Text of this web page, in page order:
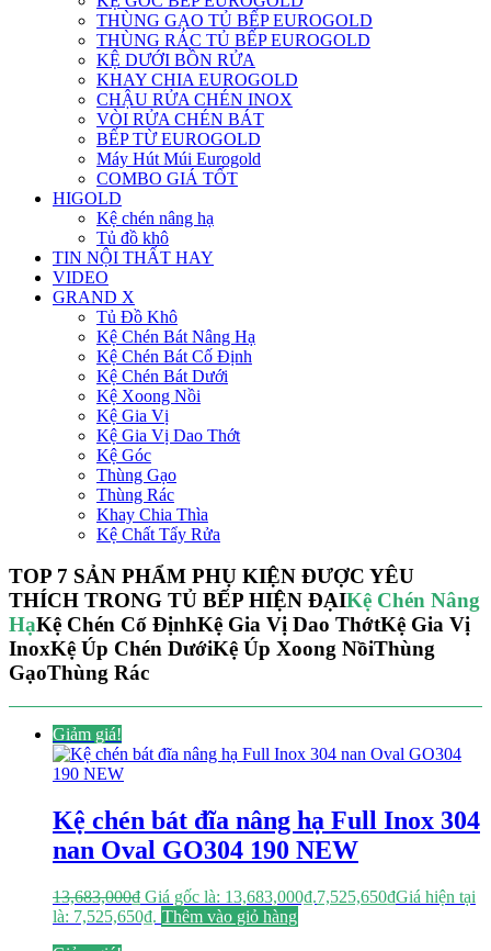
THÙNG GẠO TỦ BẾP EUROGOLD
THÙNG RÁC TỦ BẾP EUROGOLD
KỆ DƯỚI BỒN RỬA
KHAY CHIA EUROGOLD
CHẬU RỬA CHÉN INOX
VÒI RỬA CHÉN BÁT
BẾP TỪ EUROGOLD
Máy Hút Múi Eurogold
COMBO GIÁ TỐT
HIGOLD
Kệ chén nâng hạ
Tủ đồ khô
TIN NỘI THẤT HAY
VIDEO
GRAND X
Tủ Đồ Khô
Kệ Chén Bát Nâng Hạ
Kệ Chén Bát Cố Định
Kệ Chén Bát Dưới
Kệ Xoong Nồi
Kệ Gia Vị
Kệ Gia Vị Dao Thớt
Kệ Góc
Thùng Gạo
Thùng Rác
Khay Chia Thìa
Kệ Chất Tẩy Rửa
TOP 7 SẢN PHẨM PHỤ KIỆN ĐƯỢC YÊU
THÍCH TRONG TỦ BẾP HIỆN ĐẠIKệ Chén Nâng
HạKệ Chén Cố ĐịnhKệ Gia Vị Dao ThớtKệ Gia Vị
InoxKệ Úp Chén DướiKệ Úp Xoong NồiThùng
GạoThùng Rác
Giảm giá!
Kệ chén bát đĩa nâng hạ Full Inox 304
nan Oval GO304 190 NEW
13,683,000₫ Giá gốc là: 13,683,000₫.7,525,650₫Giá hiện tại
là: 7,525,650₫. Thêm vào giỏ hàng